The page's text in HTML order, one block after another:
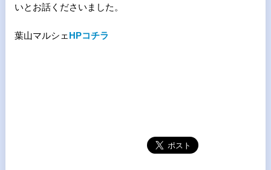
いとお話くださいました。
葉山マルシェ HPコチラ